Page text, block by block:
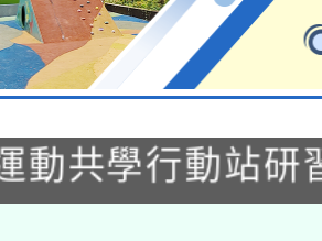
學年度第2次
結果公告(無人
動共學行動站研
理115年度閱讀